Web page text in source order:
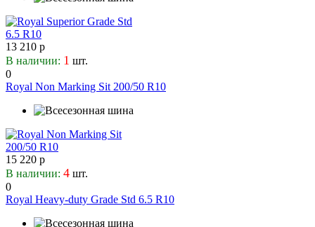
13 210 р
В наличии: 1 шт.
0
Royal Non Marking Sit 200/50 R10
15 220 р
В наличии: 4 шт.
0
Royal Heavy-duty Grade Std 6.5 R10